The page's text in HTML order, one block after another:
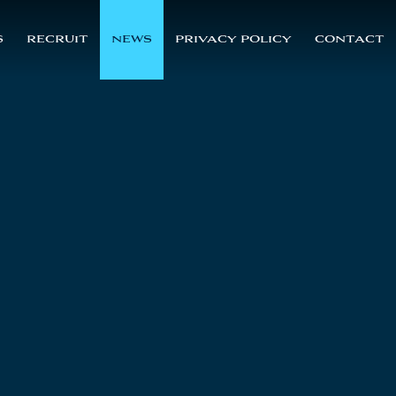
RECRUIT NEWS PRIVACY POLICY CONTACT